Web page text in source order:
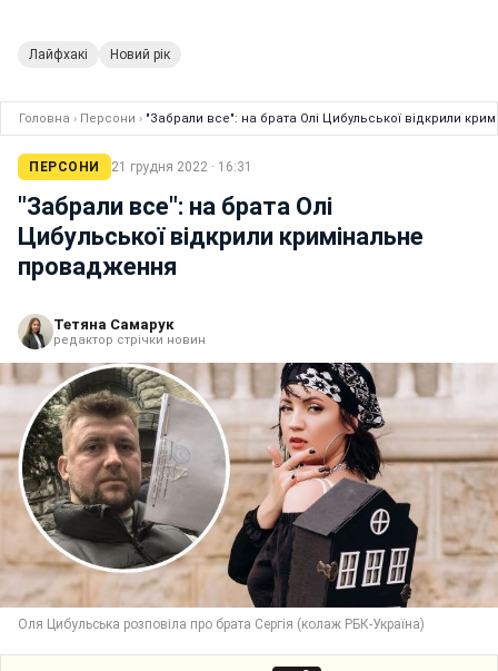
Лайфхакі Новий рік
Головна › Персони › "Забрали все": на брата Олі Цибульської відкрили
ПЕРСОНИ 21 грудня 2022 · 16:31
"Забрали все": на брата Олі
Цибульської відкрили кримінальне
провадження
Тетяна Самарук
редактор стрічки новин
Оля Цибульська розповіла про брата Сергія (колаж РБК-Україна)